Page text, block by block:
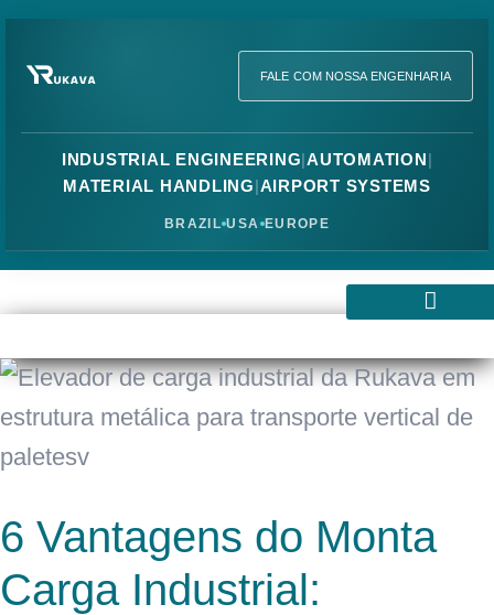
INDUSTRIAL ENGINEERING|AUTOMATION|
MATERIAL HANDLING|AIRPORT SYSTEMS
BRAZIL USA EUROPE
FALE COM NOSSA ENGENHARIA
6 Vantagens do Monta
Carga Industrial: